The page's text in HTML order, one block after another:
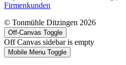
Firmenkunden
© Tonmühle Ditzingen 2026
Off-Canvas Toggle
Off Canvas sidebar is empty
Mobile Menu Toggle